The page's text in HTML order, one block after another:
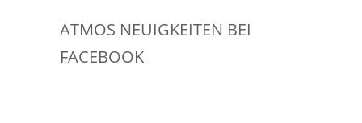
ATMOS NEUIGKEITEN BEI
FACEBOOK